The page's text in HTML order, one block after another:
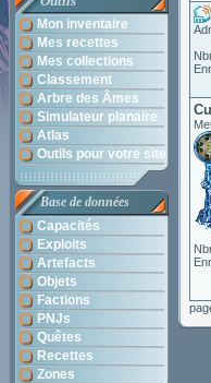
Mon inventaire
Mes recettes
Mes collections
Classement
Arbre des Âmes
Simulateur planaire
Atlas
Outils pour votre site
Base de données
Capacités
Exploits
Artefacts
Objets
Factions
PNJs
Quêtes
Recettes
Zones